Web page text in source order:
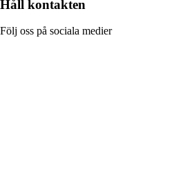
Håll kontakten
Följ oss på sociala medier